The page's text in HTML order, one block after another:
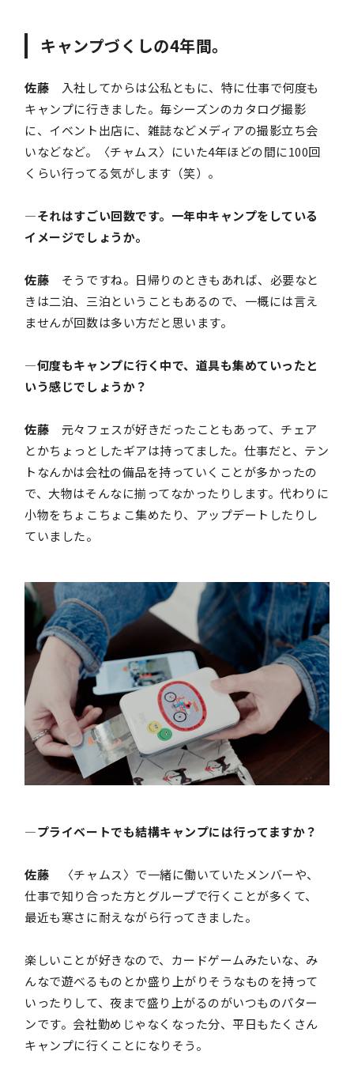
キャンプづくしの4年間。
佐藤 入社してからは公私ともに、特に仕事で何度も
キャンプに行きました。毎シーズンのカタログ撮影
に、イベント出店に、雑誌などメディアの撮影立ち会
いなどなど。〈チャムス〉にいた4年ほどの間に100回
くらい行ってる気がします（笑）。
―それはすごい回数です。一年中キャンプをしている
イメージでしょうか。
佐藤 そうですね。日帰りのときもあれば、必要なと
きは二泊、三泊ということもあるので、一概には言え
ませんが回数は多い方だと思います。
―何度もキャンプに行く中で、道具も集めていったと
いう感じでしょうか？
佐藤 元々フェスが好きだったこともあって、チェア
とかちょっとしたギアは持ってました。仕事だと、テン
トなんかは会社の備品を持っていくことが多かったの
で、大物はそんなに揃ってなかったりします。代わりに
小物をちょこちょこ集めたり、アップデートしたりし
ていました。
―プライベートでも結構キャンプには行ってますか？
佐藤
〈チャムス〉で一緒に働いていたメンバーや、
仕事で知り合った方とグループで行くことが多くて、
最近も寒さに耐えながら行ってきました。
楽しいことが好きなので、カードゲームみたいな、み
んなで遊べるものとか盛り上がりそうなものを持って
いったりして、夜まで盛り上がるのがいつものパター
ンです。会社勤めじゃなくなった分、平日もたくさん
キャンプに行くことになりそう。